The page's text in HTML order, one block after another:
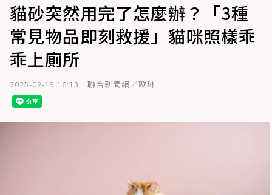
貓砂突然用完了怎麼辦？「3種
常見物品即刻救援」貓咪照樣乖
乖上廁所
2025-02-19 16:13 聯合新聞網／歐琳